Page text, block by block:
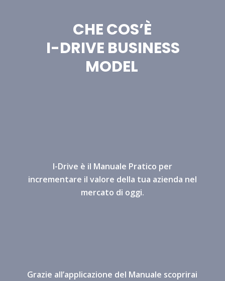
CHE COS’È
I-DRIVE BUSINESS
MODEL
I-Drive è il Manuale Pratico per
incrementare il valore della tua azienda nel
mercato di oggi.
Grazie all’applicazione del Manuale scoprirai